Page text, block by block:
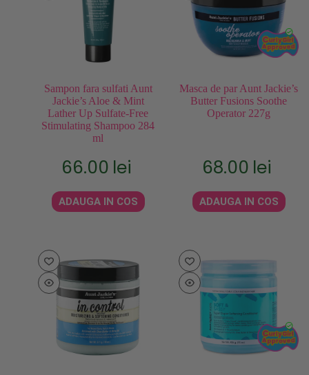
Sampon fara sulfati Aunt
Jackie’s Aloe & Mint
Lather Up Sulfate-Free
Stimulating Shampoo 284
ml
66.00 lei
ADAUGA IN COS
Masca de par Aunt Jackie’s
Butter Fusions Soothe
Operator 227g
68.00 lei
ADAUGA IN COS